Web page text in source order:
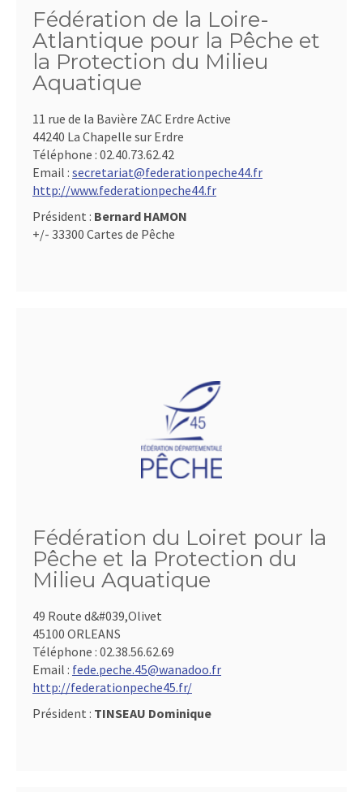
Fédération de la Loire-
Atlantique pour la Pêche et
la Protection du Milieu
Aquatique
11 rue de la Bavière ZAC Erdre Active
44240 La Chapelle sur Erdre
Téléphone : 02.40.73.62.42
Email : secretariat@federationpeche44.fr
http://www.federationpeche44.fr
Président : Bernard HAMON
+/- 33300 Cartes de Pêche
Fédération du Loiret pour la
Pêche et la Protection du
Milieu Aquatique
49 Route d&#039,Olivet
45100 ORLEANS
Téléphone : 02.38.56.62.69
Email : fede.peche.45@wanadoo.fr
http://federationpeche45.fr/
Président : TINSEAU Dominique